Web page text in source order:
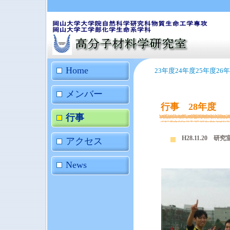
Home
メンバー
行事
アクセス
News
23年度24年度25年度26
行事 28年度
H28.11.20 研究